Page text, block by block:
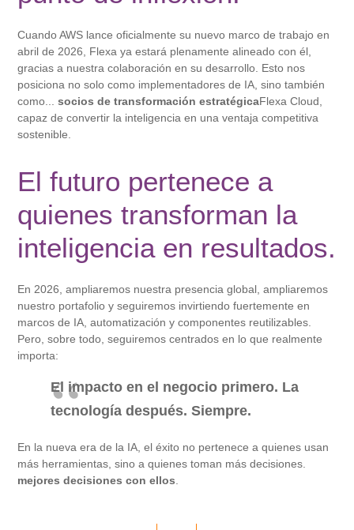
Cuando AWS lance oficialmente su nuevo marco de trabajo en
abril de 2026, Flexa ya estará plenamente alineado con él,
gracias a nuestra colaboración en su desarrollo. Esto nos
posiciona no solo como implementadores de IA, sino también
como...socios de transformación estratégicaFlexa Cloud,
capaz de convertir la inteligencia en una ventaja competitiva
sostenible.
El futuro pertenece a
quienes transforman la
inteligencia en resultados.
En 2026, ampliaremos nuestra presencia global, ampliaremos
nuestro portafolio y seguiremos invirtiendo fuertemente en
marcos de IA, automatización y componentes reutilizables.
Pero, sobre todo, seguiremos centrados en lo que realmente
importa:
El impacto en el negocio primero. La
tecnología después. Siempre.
En la nueva era de la IA, el éxito no pertenece a quienes usan
más herramientas, sino a quienes toman más decisiones.
mejores decisiones con ellos.